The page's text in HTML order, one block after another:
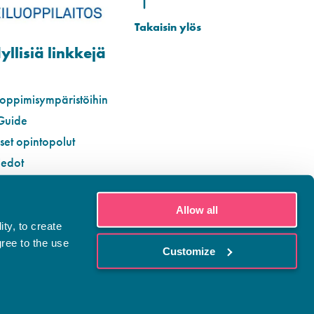
to create
to the use
Allow all
Customize
linkkejä
opintopolut